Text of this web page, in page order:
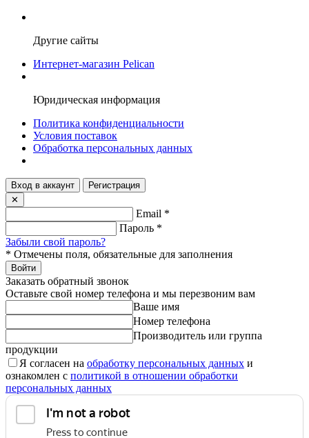
Другие сайты
Интернет-магазин Pelican
Юридическая информация
Политика конфиденциальности
Условия поставок
Обработка персональных данных
Вход в аккаунт
Регистрация
✕
Email *
Пароль *
Забыли свой пароль?
* Отмечены поля, обязательные для заполнения
Войти
Заказать обратный звонок
Оставьте свой номер телефона и мы перезвоним вам
Ваше имя
Номер телефона
Производитель или группа
продукции
Я согласен на обработку персональных данных и
ознакомлен с политикой в отношении обработки
персональных данных